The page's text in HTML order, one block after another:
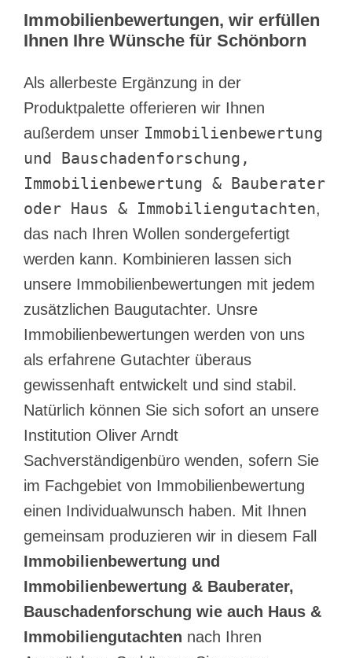
Immobilienbewertungen, wir erfüllen
Ihnen Ihre Wünsche für Schönborn
Als allerbeste Ergänzung in der
Produktpalette offerieren wir Ihnen
außerdem unser Immobilienbewertung
und Bauschadenforschung,
Immobilienbewertung & Bauberater
oder Haus & Immobiliengutachten,
das nach Ihren Wollen sondergefertigt
werden kann. Kombinieren lassen sich
unsere Immobilienbewertungen mit jedem
zusätzlichen Baugutachter. Unsre
Immobilienbewertungen werden von uns
als erfahrene Gutachter überaus
gewissenhaft entwickelt und sind stabil.
Natürlich können Sie sich sofort an unsere
Institution Oliver Arndt
Sachverständigenbüro wenden, sofern Sie
im Fachgebiet von Immobilienbewertung
einen Individualwunsch haben. Mit Ihnen
gemeinsam produzieren wir in diesem Fall
Immobilienbewertung und
Immobilienbewertung & Bauberater,
Bauschadenforschung wie auch Haus &
Immobiliengutachten nach Ihren